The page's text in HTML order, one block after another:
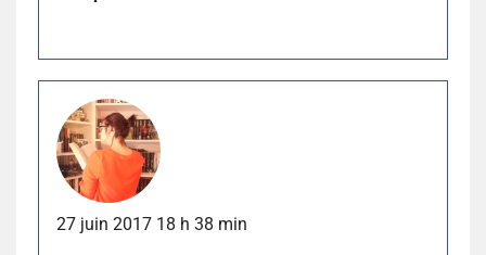
27 juin 2017 18 h 38 min